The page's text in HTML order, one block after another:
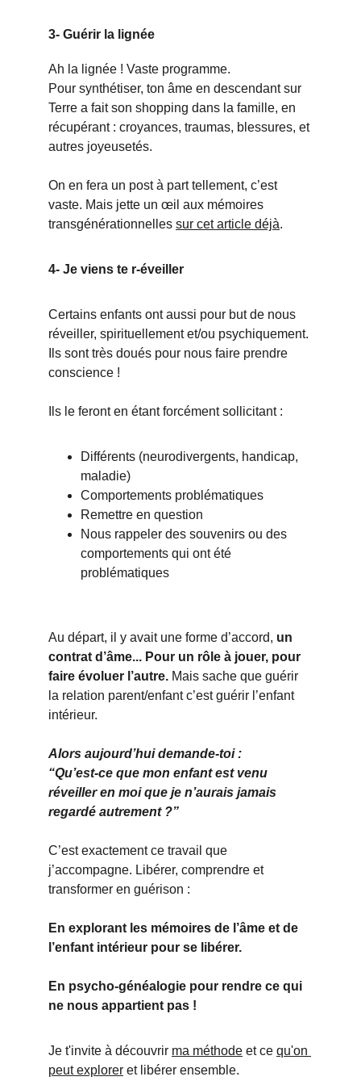
3- Guérir la lignée
Ah la lignée ! Vaste programme.
Pour synthétiser, ton âme en descendant sur
Terre a fait son shopping dans la famille, en
récupérant : croyances, traumas, blessures, et
autres joyeusetés.
On en fera un post à part tellement, c’est
vaste. Mais jette un œil aux mémoires
transgénérationnelles sur cet article déjà.
4- Je viens te r-éveiller
Certains enfants ont aussi pour but de nous
réveiller, spirituellement et/ou psychiquement.
Ils sont très doués pour nous faire prendre
conscience !
Ils le feront en étant forcément sollicitant :
Différents (neurodivergents, handicap,
maladie)
Comportements problématiques
Remettre en question
Nous rappeler des souvenirs ou des
comportements qui ont été
problématiques
Au départ, il y avait une forme d’accord, un
contrat d’âme... Pour un rôle à jouer, pour
faire évoluer l’autre. Mais sache que guérir
la relation parent/enfant c’est guérir l’enfant
intérieur.
Alors aujourd’hui demande-toi :
“Qu’est-ce que mon enfant est venu
réveiller en moi que je n’aurais jamais
regardé autrement ?”
C’est exactement ce travail que
j’accompagne. Libérer, comprendre et
transformer en guérison :
En explorant les mémoires de l’âme et de
l’enfant intérieur pour se libérer.
En psycho-généalogie pour rendre ce qui
ne nous appartient pas !
Je t'invite à découvrir ma méthode et ce qu'on
peut explorer et libérer ensemble.